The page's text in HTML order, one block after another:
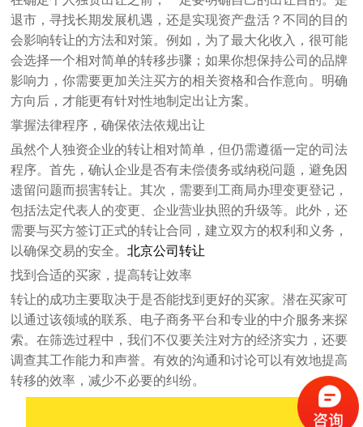
退市，寻找长期发展机遇，还是实现资产盘活？不同的目的
会影响转让的方法和对策。例如，为了最大化收入，很可能
会选择一个相对简单的转移步骤；如果你想保持公司的品牌
影响力，你需要更加关注买方的相关资格和合作意向。明确
方向后，才能更有针对性地制定出让方案。
掌握法律程序，确保依法依规出让
虽然个人独资企业的转让相对简单，但仍需遵循一定的司法
程序。首先，确认企业是否有未偿债务或纳税问题，避免因
遗留问题而损害转让。其次，需要到工商局办理变更登记，
包括法定代表人的变更、企业营业执照的升级等。此外，还
需要与买方签订正式的转让合同，建立双方的权利和义务，
以确保交易的安全。北京公司转让
找到合适的买家，提高转让效率
转让的成功主要取决于是否能找到更好的买家。潜在买家可
以通过该领域的联系、电子商务平台和专业的中介服务来探
索。在筛选过程中，我们不仅要关注对方的经济实力，还要
调查其工作能力和声誉。有效的沟通和讨论可以有效地提高
转移的效率，减少不必要的纠纷。